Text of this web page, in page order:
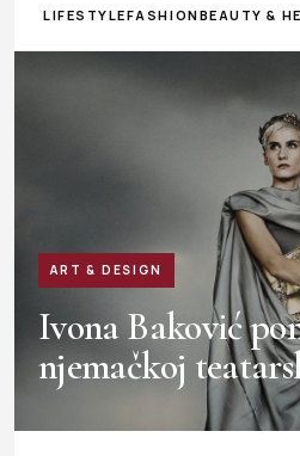
LIFESTYLEFASHIONBEAUTY &
ART & DESIGN
Ivona Baković
njemačkoj